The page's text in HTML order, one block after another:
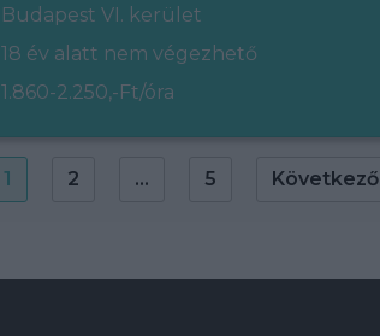
Budapest VI. kerület
18 év alatt nem végezhető
1.860-2.250,-Ft/óra
1 2 ... 5 Következő